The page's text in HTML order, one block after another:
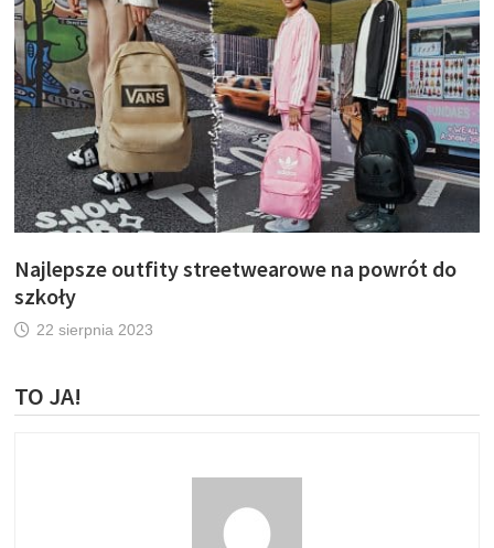
Najlepsze outfity streetwearowe na powrót do
szkoły
22 sierpnia 2023
TO JA!